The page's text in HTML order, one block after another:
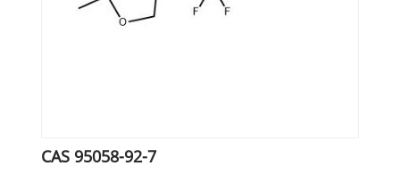
CAS 95058-92-7